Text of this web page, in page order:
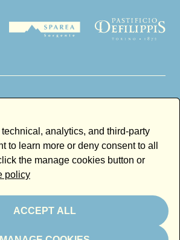
analytics, and third-party
to learn more or deny consent to all
the manage cookies button or
policy
ACCEPT ALL